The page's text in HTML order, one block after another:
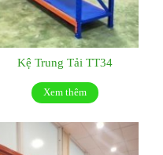
Kệ Trung Tải TT34
Xem thêm